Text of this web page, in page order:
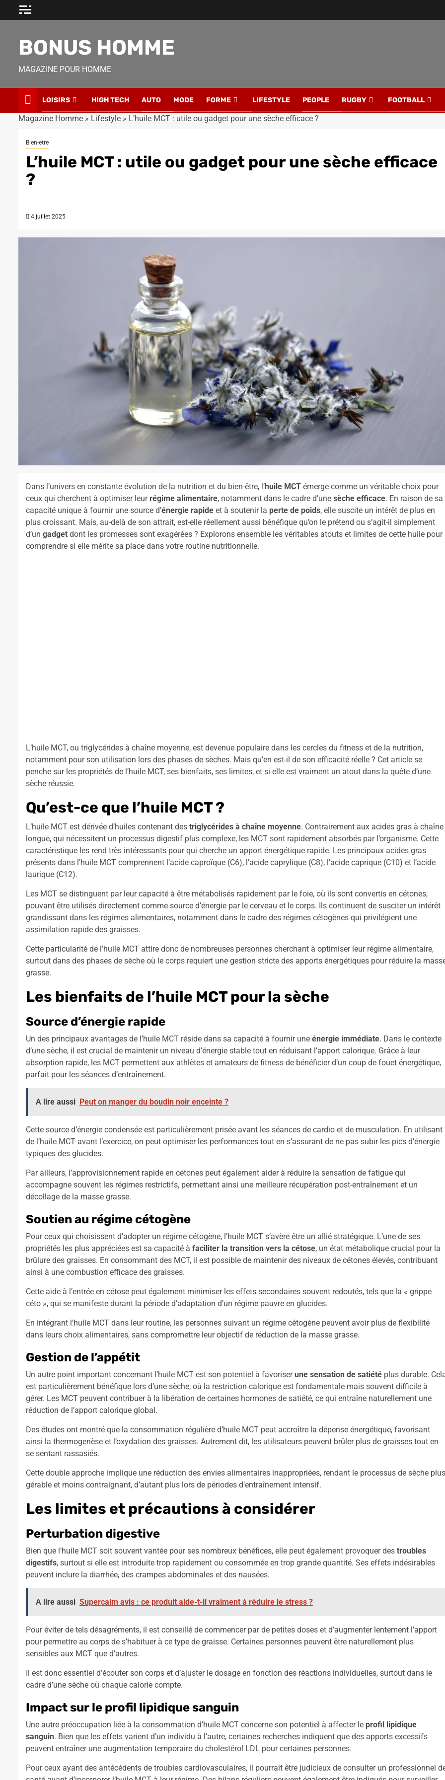
BONUS HOMME
MAGAZINE POUR HOMME
LOISIRS HIGH TECH AUTO MODE FORME LIFESTYLE PEOPLE RUGBY FOOTBALL
Magazine Homme » Lifestyle » L’huile MCT : utile ou gadget pour une sèche efficace ?
Bien-etre
L’huile MCT : utile ou gadget pour une sèche efficace
?
4 juillet 2025
Dans l’univers en constante évolution de la nutrition et du bien-être, l’huile MCT émerge comme un véritable choix pour
ceux qui cherchent à optimiser leur régime alimentaire, notamment dans le cadre d’une sèche efficace. En raison de sa
capacité unique à fournir une source d’énergie rapide et à soutenir la perte de poids, elle suscite un intérêt de plus en
plus croissant. Mais, au-delà de son attrait, est-elle réellement aussi bénéfique qu’on le prétend ou s’agit-il simplement
d’un gadget dont les promesses sont exagérées ? Explorons ensemble les véritables atouts et limites de cette huile pour
comprendre si elle mérite sa place dans votre routine nutritionnelle.
L’huile MCT, ou triglycérides à chaîne moyenne, est devenue populaire dans les cercles du fitness et de la nutrition,
notamment pour son utilisation lors des phases de sèches. Mais qu’en est-il de son efficacité réelle ? Cet article se
penche sur les propriétés de l’huile MCT, ses bienfaits, ses limites, et si elle est vraiment un atout dans la quête d’une
sèche réussie.
Qu’est-ce que l’huile MCT ?
L’huile MCT est dérivée d’huiles contenant des triglycérides à chaîne moyenne. Contrairement aux acides gras à chaîne
longue, qui nécessitent un processus digestif plus complexe, les MCT sont rapidement absorbés par l’organisme. Cette
caractéristique les rend très intéressants pour qui cherche un apport énergétique rapide. Les principaux acides gras
présents dans l’huile MCT comprennent l’acide caproïque (C6), l’acide caprylique (C8), l’acide caprique (C10) et l’acide
laurique (C12).
Les MCT se distinguent par leur capacité à être métabolisés rapidement par le foie, où ils sont convertis en cétones,
pouvant être utilisés directement comme source d’énergie par le cerveau et le corps. Ils continuent de susciter un intérêt
grandissant dans les régimes alimentaires, notamment dans le cadre des régimes cétogènes qui privilégient une
assimilation rapide des graisses.
Cette particularité de l’huile MCT attire donc de nombreuses personnes cherchant à optimiser leur régime alimentaire,
surtout dans des phases de sèche où le corps requiert une gestion stricte des apports énergétiques pour réduire la
grasse.
Les bienfaits de l’huile MCT pour la sèche
Source d’énergie rapide
Un des principaux avantages de l’huile MCT réside dans sa capacité à fournir une énergie immédiate. Dans le contexte
d’une sèche, il est crucial de maintenir un niveau d’énergie stable tout en réduisant l’apport calorique. Grâce à leur
absorption rapide, les MCT permettent aux athlètes et amateurs de fitness de bénéficier d’un coup de fouet énergétique,
parfait pour les séances d’entraînement.
A lire aussi Peut on manger du boudin noir enceinte ?
Cette source d’énergie condensée est particulièrement prisée avant les séances de cardio et de musculation. En utilisant
de l’huile MCT avant l’exercice, on peut optimiser les performances tout en s’assurant de ne pas subir les pics d’énergie
typiques des glucides.
Par ailleurs, l’approvisionnement rapide en cétones peut également aider à réduire la sensation de fatigue qui
accompagne souvent les régimes restrictifs, permettant ainsi une meilleure récupération post-entraînement et un
décollage de la masse grasse.
Soutien au régime cétogène
Pour ceux qui choisissent d’adopter un régime cétogène, l’huile MCT s’avère être un allié stratégique. L’une de ses
propriétés les plus appréciées est sa capacité à faciliter la transition vers la cétose, un état métabolique crucial pour la
brûlure des graisses. En consommant des MCT, il est possible de maintenir des niveaux de cétones élevés, contribuant
ainsi à une combustion efficace des graisses.
Cette aide à l’entrée en cétose peut également minimiser les effets secondaires souvent redoutés, tels que la « grippe
céto », qui se manifeste durant la période d’adaptation d’un régime pauvre en glucides.
En intégrant l’huile MCT dans leur routine, les personnes suivant un régime cétogène peuvent avoir plus de flexibilité
dans leurs choix alimentaires, sans compromettre leur objectif de réduction de la masse grasse.
Gestion de l’appétit
Un autre point important concernant l’huile MCT est son potentiel à favoriserune sensation de satiété plus durable.
est particulièrement bénéfique lors d’une sèche, où la restriction calorique est fondamentale mais souvent difficile à
gérer. Les MCT peuvent contribuer à la libération de certaines hormones de satiété, ce qui entraîne naturellement une
réduction de l’apport calorique global.
Des études ont montré que la consommation régulière d’huile MCT peut accroître la dépense énergétique, favorisant
ainsi la thermogenèse et l’oxydation des graisses. Autrement dit, les utilisateurs peuvent brûler plus de graisses tout en
se sentant rassasiés.
Cette double approche implique une réduction des envies alimentaires inappropriées, rendant le processus de sèche plus
gérable et moins contraignant, d’autant plus lors de périodes d’entraînement intensif.
Les limites et précautions à considérer
Perturbation digestive
Bien que l’huile MCT soit souvent vantée pour ses nombreux bénéfices, elle peut également provoquer des troubles
digestifs, surtout si elle est introduite trop rapidement ou consommée en trop grande quantité. Ses effets indésirables
peuvent inclure la diarrhée, des crampes abdominales et des nausées.
A lire aussi Supercalm avis : ce produit aide-t-il vraiment à réduire le stress ?
Pour éviter de tels désagréments, il est conseillé de commencer par de petites doses et d’augmenter lentement l’apport
pour permettre au corps de s’habituer à ce type de graisse. Certaines personnes peuvent être naturellement plus
sensibles aux MCT que d’autres.
Il est donc essentiel d’écouter son corps et d’ajuster le dosage en fonction des réactions individuelles, surtout dans le
cadre d’une sèche où chaque calorie compte.
Impact sur le profil lipidique sanguin
Une autre préoccupation liée à la consommation d’huile MCT concerne son potentiel à affecter le profil lipidique
sanguin. Bien que les effets varient d’un individu à l’autre, certaines recherches indiquent que des apports excessifs
peuvent entraîner une augmentation temporaire du cholestérol LDL pour certaines personnes.
Pour ceux ayant des antécédents de troubles cardiovasculaires, il pourrait être judicieux de consulter un professionnel